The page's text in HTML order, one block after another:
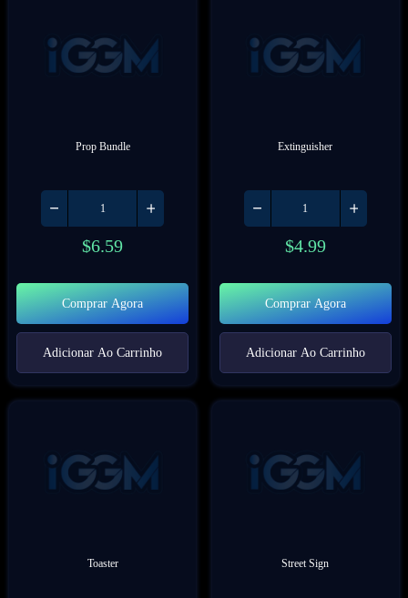
Prop Bundle
$6.59
Comprar Agora
Adicionar Ao Carrinho
Extinguisher
$4.99
Comprar Agora
Adicionar Ao Carrinho
Toaster Street Sign